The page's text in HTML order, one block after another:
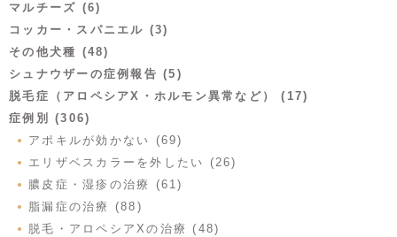
マルチーズ (6)
コッカー・スパニエル (3)
その他犬種 (48)
シュナウザーの症例報告 (5)
脱毛症（アロペシアX・ホルモン異常など） (17)
症例別 (306)
アポキルが効かない (69)
エリザベスカラーを外したい (26)
膿皮症・湿疹の治療 (61)
脂漏症の治療 (88)
脱毛・アロペシアXの治療 (48)